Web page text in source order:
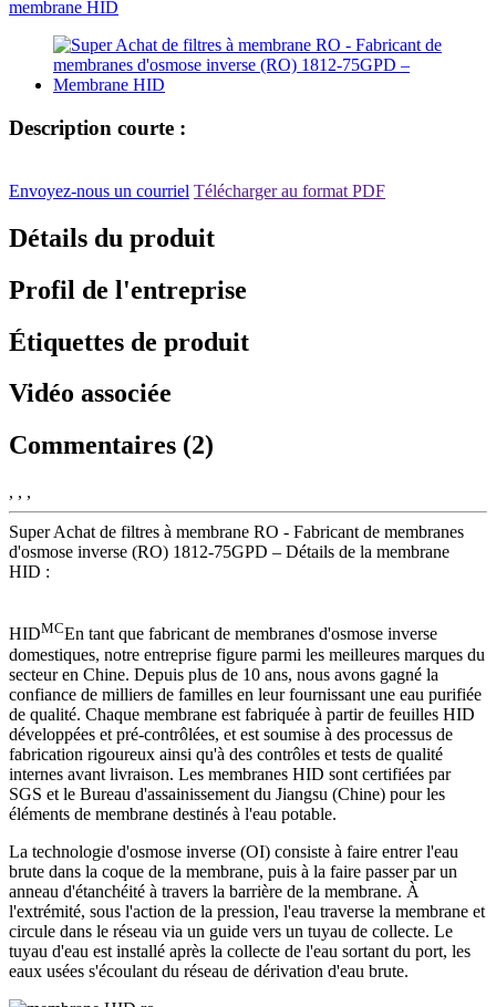
Description courte :
Envoyez-nous un courriel Télécharger au format PDF
Détails du produit
Profil de l'entreprise
Étiquettes de produit
Vidéo associée
Commentaires (2)
, , ,
Super Achat de filtres à membrane RO - Fabricant de membranes
d'osmose inverse (RO) 1812-75GPD – Détails de la membrane
HID :
HIDMCEn tant que fabricant de membranes d'osmose inverse
domestiques, notre entreprise figure parmi les meilleures marques du
secteur en Chine. Depuis plus de 10 ans, nous avons gagné la
confiance de milliers de familles en leur fournissant une eau purifiée
de qualité. Chaque membrane est fabriquée à partir de feuilles HID
développées et pré-contrôlées, et est soumise à des processus de
fabrication rigoureux ainsi qu'à des contrôles et tests de qualité
internes avant livraison. Les membranes HID sont certifiées par
SGS et le Bureau d'assainissement du Jiangsu (Chine) pour les
éléments de membrane destinés à l'eau potable.
La technologie d'osmose inverse (OI) consiste à faire entrer l'eau
brute dans la coque de la membrane, puis à la faire passer par un
anneau d'étanchéité à travers la barrière de la membrane. À
l'extrémité, sous l'action de la pression, l'eau traverse la membrane et
circule dans le réseau via un guide vers un tuyau de collecte. Le
tuyau d'eau est installé après la collecte de l'eau sortant du port, les
eaux usées s'écoulant du réseau de dérivation d'eau brute.